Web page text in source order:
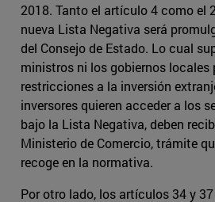
2018. Tanto el artículo 4 como el
nueva Lista Negativa será
del Consejo de Estado. Lo cual
ministros ni los gobiernos locales
restricciones a la inversión
inversores quieren acceder a los
bajo la Lista Negativa, deben
Ministerio de Comercio, trámite
recoge en la normativa.
Por otro lado, los artículos 34 y